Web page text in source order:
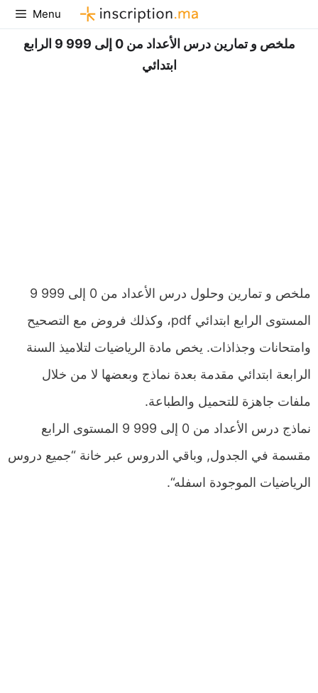
Aller
au
contenu
Menu
ملخص و تمارين درس الأعداد من 0 إلى 999 9 الرابع
ابتدائي
ملخص و تمارين وحلول درس الأعداد من 0 إلى 999 9
المستوى الرابع ابتدائي pdf، وكذلك فروض مع التصحيح
وامتحانات وجذاذات. يخص مادة الرياضيات لتلاميذ السنة
الرابعة ابتدائي مقدمة بعدة نماذج وبعضها لا من خلال
ملفات جاهزة للتحميل والطباعة.
نماذج درس الأعداد من 0 إلى 999 9 المستوى الرابع
مقسمة في الجدول, وباقي الدروس عبر خانة “جميع دروس
الرياضيات الموجودة اسفله“.